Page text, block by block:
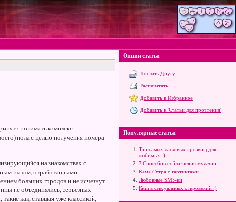
понимать комплекс
пола с целью получения номера
на знакомствах с
глазом, отработанными
больших городов и не исчезнут
не объединялись, серьезных
как, ставшая уже классикой,
Опции статьи
Послать Другу
Распечатать
Добавить в Избранное
Добавить к 'Статьи для прочтения'
Популярные статьи
Топ самых ласковых прозвищ для
любимых :)
7 Способов соблазнения мужчин
Kама Сутра с картинками
Любовные SMS-ки
Книга сексуальных откровений :)